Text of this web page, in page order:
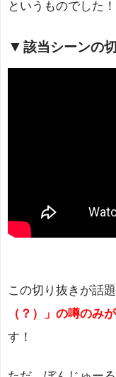
というものでした
該当シーンの
この切り抜きが話
（？）」の噂のみ
す！